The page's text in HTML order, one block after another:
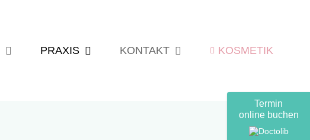
PRAXIS KONTAKT KOSMETIK
Termin
online buchen